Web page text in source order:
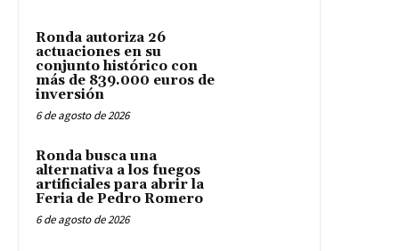
Ronda autoriza 26
actuaciones en su
conjunto histórico con
más de 839.000 euros de
inversión
6 de agosto de 2026
Ronda busca una
alternativa a los fuegos
artificiales para abrir la
Feria de Pedro Romero
6 de agosto de 2026